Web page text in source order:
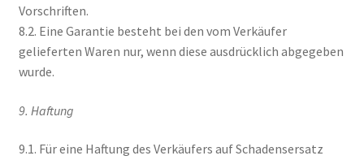
Vorschriften.
8.2. Eine Garantie besteht bei den vom Verkäufer
gelieferten Waren nur, wenn diese ausdrücklich abgegeben
wurde.
9. Haftung
9.1. Für eine Haftung des Verkäufers auf Schadensersatz